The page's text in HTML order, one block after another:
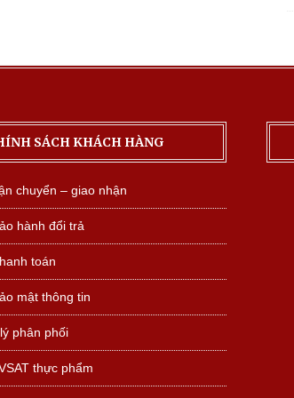
SÁCH KHÁCH HÀNG
chuyển – giao nhận
hành đổi trả
toán
mật thông tin
phân phối
thực phẩm